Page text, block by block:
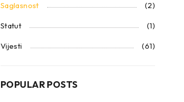
Saglasnost (2)
Statut (1)
Vijesti (61)
POPULAR POSTS